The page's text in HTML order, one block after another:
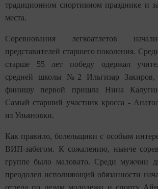
традиционном спортивном празднике и
места.
Соревнования легкоатлетов
представителей старшего поколения.
старше 55 лет победу одержал
средней школы №2 Ильгизар
финишу первой пришла Нина
Самый старший участник кросса -
из Ульяновки.
Как правило, болельщики с особым
ВИП-забегом. К сожалению, нынче
группе было маловато. Среди мужчин
преодолел исполняющий обязанности
отдела по делам молодежи и спорту